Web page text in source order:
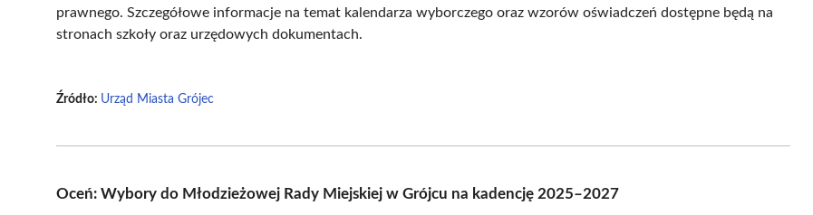
prawnego. Szczegółowe informacje na temat kalendarza wyborczego oraz wzorów oświadczeń dostępne będą na
stronach szkoły oraz urzędowych dokumentach.
Źródło: Urząd Miasta Grójec
Oceń: Wybory do Młodzieżowej Rady Miejskiej w Grójcu na kadencję 2025–2027